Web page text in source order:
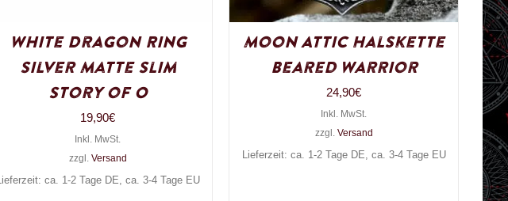
White Dragon Ring
Silver Matte Slim
Story of O
19,90€
Inkl. MwSt.
zzgl. Versand
Lieferzeit: ca. 1-2 Tage DE, ca. 3-4 Tage EU
Moon Attic Halskette
Beared Warrior
24,90€
Inkl. MwSt.
zzgl. Versand
Lieferzeit: ca. 1-2 Tage DE, ca. 3-4 Tage EU